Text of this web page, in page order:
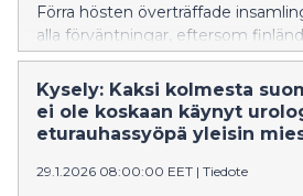
Förra hösten överträffade
alla förväntningar, eftersom
stora skaror. Insamlingens
bröstcancer. Rosa bandets
vädjade till finländarna och
för ett bättre liv och att modigt gå
privatpersoner och företag ivrigt i
Kysely: Kaksi kolmesta
ei ole koskaan käynyt
eturauhassyöpä yleisin
29.1.2026 08:00:00 EET | Tiedote